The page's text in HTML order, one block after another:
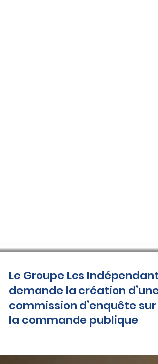
Le Groupe Les Indépendants
demande la création d’une
commission d’enquête sur
la commande publique